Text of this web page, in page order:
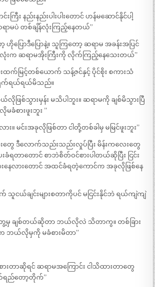
ြီး နည်းနည်းပါးပါးတောင် ဟန်မဆောင်နိုင်ပါ့
ာမပဲ တစ်ချိန်လုံးကြည့်နေတယ်”
ပြောဒီပြောနဲ့။ သူကြတော့ ဆရာမ အခန်းအပြင်
းက ဆရာမအိုးကြီးကို လိုက်ကြည့်နေသေးတယ်”
ထက်မြင့်တစ်ယောက် သန့်ဇင်နှင့် ပိုင်စိုး စကားသံ
ရှက်ရယ်ရယ်မိသည်။
ဖြစ်သွားမှန်း မသိပါဘူး။ ဆရာမကို ချစ်မိသွားပြီ
ခံစားဖူးဘူး ”
း။ မင်းအခုလိုဖြစ်တာ ငါတို့တစ်ခါမှ မမြင်ဖူးဘူး”
တွေ ဒီလောက်သည်းသည်းလှုပ်ပြီး မိန်းကလေးတွေ
းခံရတာတောင် စာဘဲစိတ်ဝင်စားပါတယ်ဆိုပြီး ငြင်း
းနေလားတောင် အထင်ခံရတဲ့ကောင်က အခုလိုဖြစ်နေ
ငယ်ချင်းများစတာကိုပင် မငြင်းနိုင်ဘဲ ရယ်ကျဲကျဲ
ေ့မှ ချစ်တယ်ဆိုတာ ဘယ်လိုလဲ သိတာကွ။ တစ်ခြား
ဘယ်လိုမှကို မခံစားမိတာ”
းတာဆိုရင် ဆရာမအကြောင်း ငါသိထားတာတွေ
က်ရည်တော့တိုက်”